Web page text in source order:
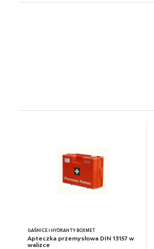
GAŚNICE I HYDRANTY BOXMET
Apteczka przemysłowa DIN 13157 w
walizce